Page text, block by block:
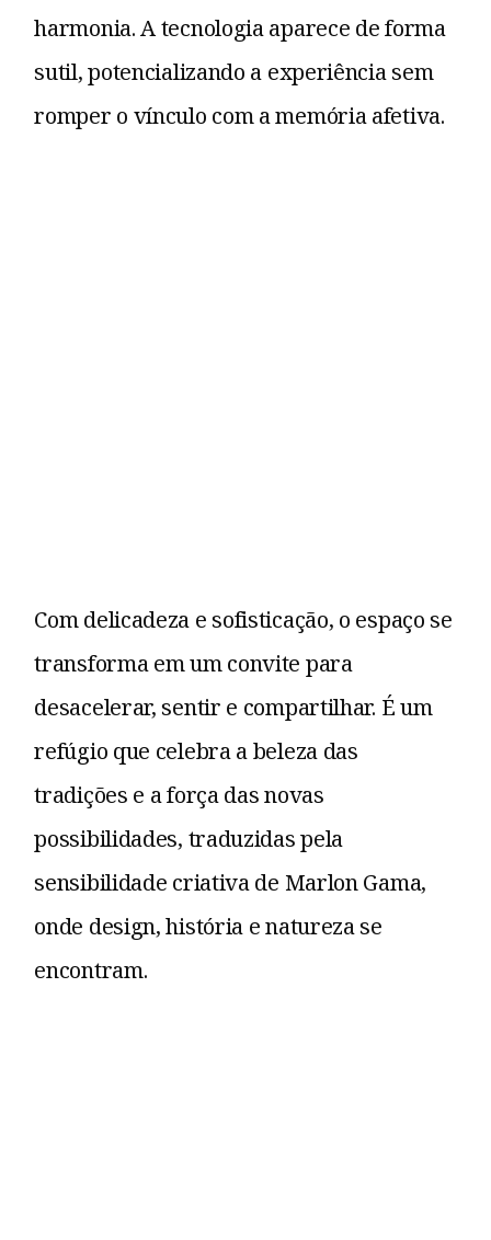
harmonia. A tecnologia aparece de forma
sutil, potencializando a experiência sem
romper o vínculo com a memória afetiva.
Com delicadeza e sofisticação, o espaço se
transforma em um convite para
desacelerar, sentir e compartilhar. É um
refúgio que celebra a beleza das
tradições e a força das novas
possibilidades, traduzidas pela
sensibilidade criativa de Marlon Gama,
onde design, história e natureza se
encontram.